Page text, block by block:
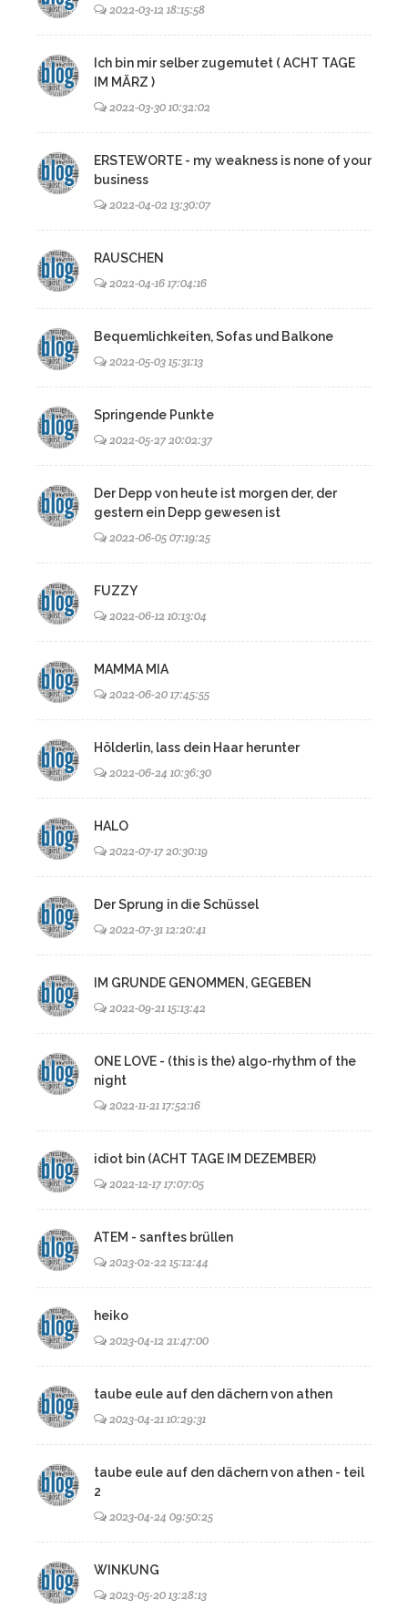
2022-03-12 18:15:58
Ich bin mir selber zugemutet ( ACHT TAGE
IM MÄRZ )
2022-03-30 10:32:02
ERSTEWORTE - my weakness is none of your
business
2022-04-02 13:30:07
RAUSCHEN
2022-04-16 17:04:16
Bequemlichkeiten, Sofas und Balkone
2022-05-03 15:31:13
Springende Punkte
2022-05-27 20:02:37
Der Depp von heute ist morgen der, der
gestern ein Depp gewesen ist
2022-06-05 07:19:25
FUZZY
2022-06-12 10:13:04
MAMMA MIA
2022-06-20 17:45:55
Hölderlin, lass dein Haar herunter
2022-06-24 10:36:30
HALO
2022-07-17 20:30:19
Der Sprung in die Schüssel
2022-07-31 12:20:41
IM GRUNDE GENOMMEN, GEGEBEN
2022-09-21 15:13:42
ONE LOVE - (this is the) algo-rhythm of the
night
2022-11-21 17:52:16
idiot bin (ACHT TAGE IM DEZEMBER)
2022-12-17 17:07:05
ATEM - sanftes brüllen
2023-02-22 15:12:44
heiko
2023-04-12 21:47:00
taube eule auf den dächern von athen
2023-04-21 10:29:31
taube eule auf den dächern von athen - teil
2
2023-04-24 09:50:25
WINKUNG
2023-05-20 13:28:13